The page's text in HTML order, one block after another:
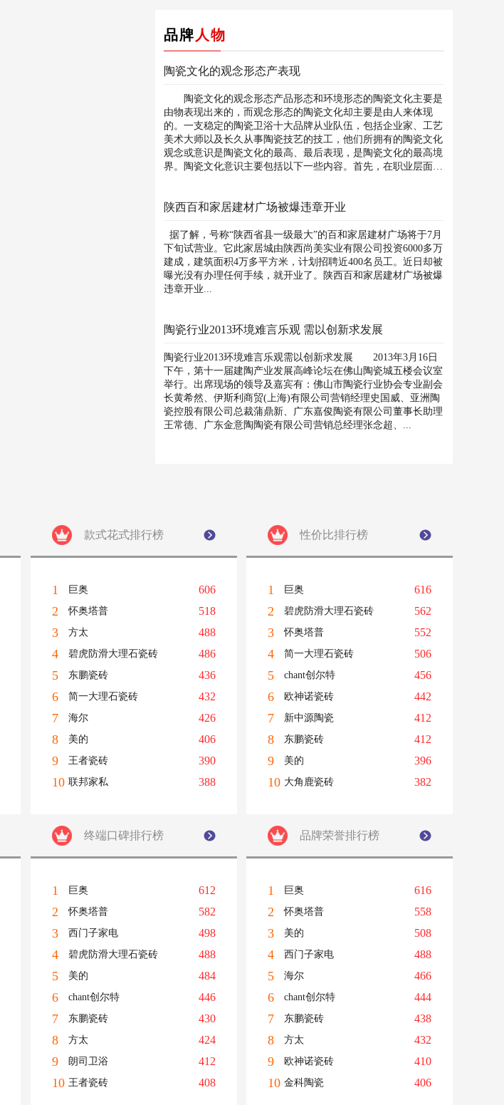
品牌 人物
陶瓷文化的观念形态产表现
陶瓷文化的观念形态产品形态和环境形态的陶瓷文化主要是
由物表现出来的，而观念形态的陶瓷文化却主要是由人来体现
的。一支稳定的陶瓷卫浴十大品牌从业队伍，包括企业家、工艺
美术大师以及长久从事陶瓷技艺的技工，他们所拥有的陶瓷文化
观念或意识是陶瓷文化的最高、最后表现，是陶瓷文化的最高境
界。陶瓷文化意识主要包括以下一些内容。首先，在职业层面
陕西百和家居建材广场被爆违章开业
据了解，号称“陕西省县一级最大”的百和家居建材广场将于7月
下旬试营业。它此家居城由陕西尚美实业有限公司投资6000多万
建成，建筑面积4万多平方米，计划招聘近400名员工。近日却被
曝光没有办理任何手续，就开业了。陕西百和家居建材广场被爆
违章开业...
陶瓷行业2013环境难言乐观 需以创新求发展
陶瓷行业2013环境难言乐观需以创新求发展 2013年3月16日
下午，第十一届建陶产业发展高峰论坛在佛山陶瓷城五楼会议室
举行。出席现场的领导及嘉宾有：佛山市陶瓷行业协会专业副会
长黄希然、伊斯利商贸(上海)有限公司营销经理史国威、亚洲陶
瓷控股有限公司总裁蒲鼎新、广东嘉俊陶瓷有限公司董事长助理
王常德、广东金意陶陶瓷有限公司营销总经理张念超、...
款式花式排行榜
1 巨奥 606
2 怀奥塔普 518
3 方太 488
4 碧虎防滑大理石瓷砖 486
5 东鹏瓷砖 436
6 简一大理石瓷砖 432
7 海尔 426
8 美的 406
9 王者瓷砖 390
10 联邦家私 388
性价比排行榜
1 巨奥 616
2 碧虎防滑大理石瓷砖 562
3 怀奥塔普 552
4 简一大理石瓷砖 506
5 chant创尔特 456
6 欧神诺瓷砖 442
7 新中源陶瓷 412
8 东鹏瓷砖 412
9 美的 396
10 大角鹿瓷砖 382
终端口碑排行榜
1 巨奥 612
2 怀奥塔普 582
3 西门子家电 498
4 碧虎防滑大理石瓷砖 488
5 美的 484
6 chant创尔特 446
7 东鹏瓷砖 430
8 方太 424
9 朗司卫浴 412
10 王者瓷砖 408
品牌荣誉排行榜
1 巨奥 616
2 怀奥塔普 558
3 美的 508
4 西门子家电 488
5 海尔 466
6 chant创尔特 444
7 东鹏瓷砖 438
8 方太 432
9 欧神诺瓷砖 410
10 金科陶瓷 406